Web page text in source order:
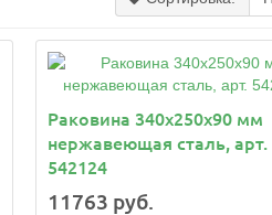
Раковина 340x250x90 мм
нержавеющая сталь, арт.
542124
11763 руб.